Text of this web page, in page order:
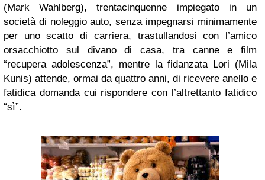
(Mark Wahlberg), trentacinquenne impiegato in un
società di noleggio auto, senza impegnarsi minimamente
per uno scatto di carriera, trastullandosi con l’amico
orsacchiotto sul divano di casa, tra canne e film
“recupera adolescenza”, mentre la fidanzata Lori (Mila
Kunis) attende, ormai da quattro anni, di ricevere anello e
fatidica domanda cui rispondere con l’altrettanto fatidico
“sì”.